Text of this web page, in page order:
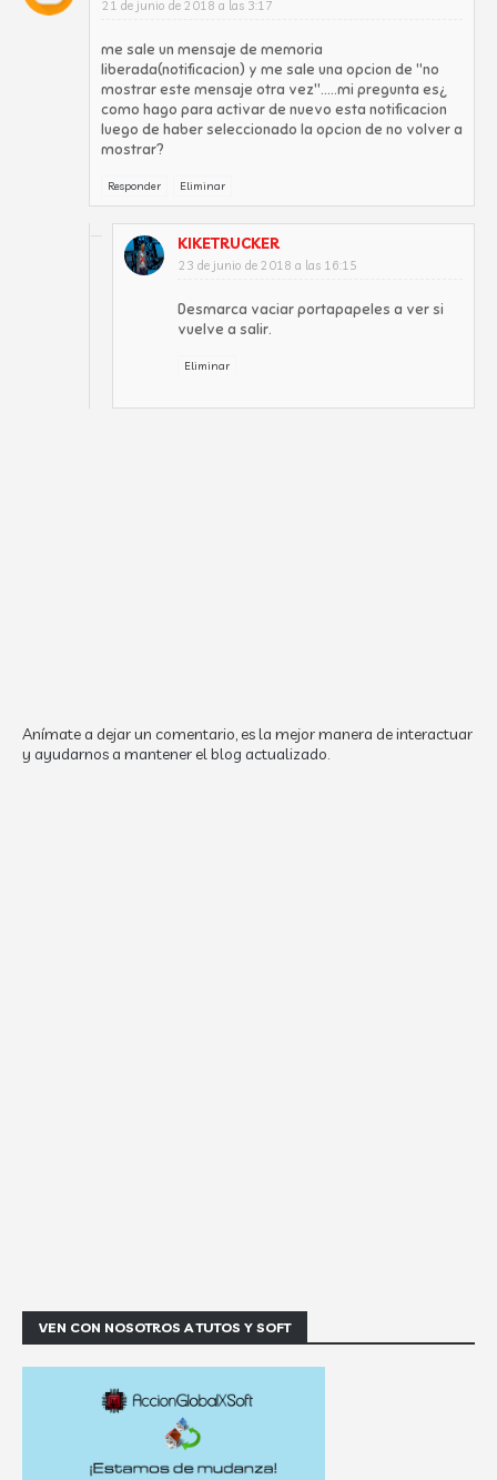
21 de junio de 2018 a las 3:17
me sale un mensaje de memoria
liberada(notificacion) y me sale una opcion de "no
mostrar este mensaje otra vez".....mi pregunta es¿
como hago para activar de nuevo esta notificacion
luego de haber seleccionado la opcion de no volver a
mostrar?
Responder Eliminar
KIKETRUCKER
23 de junio de 2018 a las 16:15
Desmarca vaciar portapapeles a ver si
vuelve a salir.
Eliminar
Anímate a dejar un comentario, es la mejor manera de interactuar
y ayudarnos a mantener el blog actualizado.
VEN CON NOSOTROS A TUTOS Y SOFT